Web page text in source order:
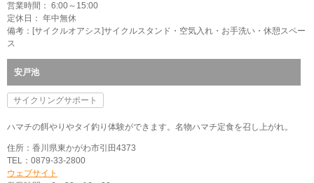
営業時間： 6:00～15:00
定休日： 年中無休
備考：[サイクルオアシス]サイクルスタンド・空気入れ・お手洗い・休憩スペー
ス
安戸池
サイクリングサポート
ハマチの餌やりやタイ釣り体験ができます。名物ハマチ定食を召し上がれ。
住所：香川県東かがわ市引田4373
TEL：0879-33-2800
ウェブサイト